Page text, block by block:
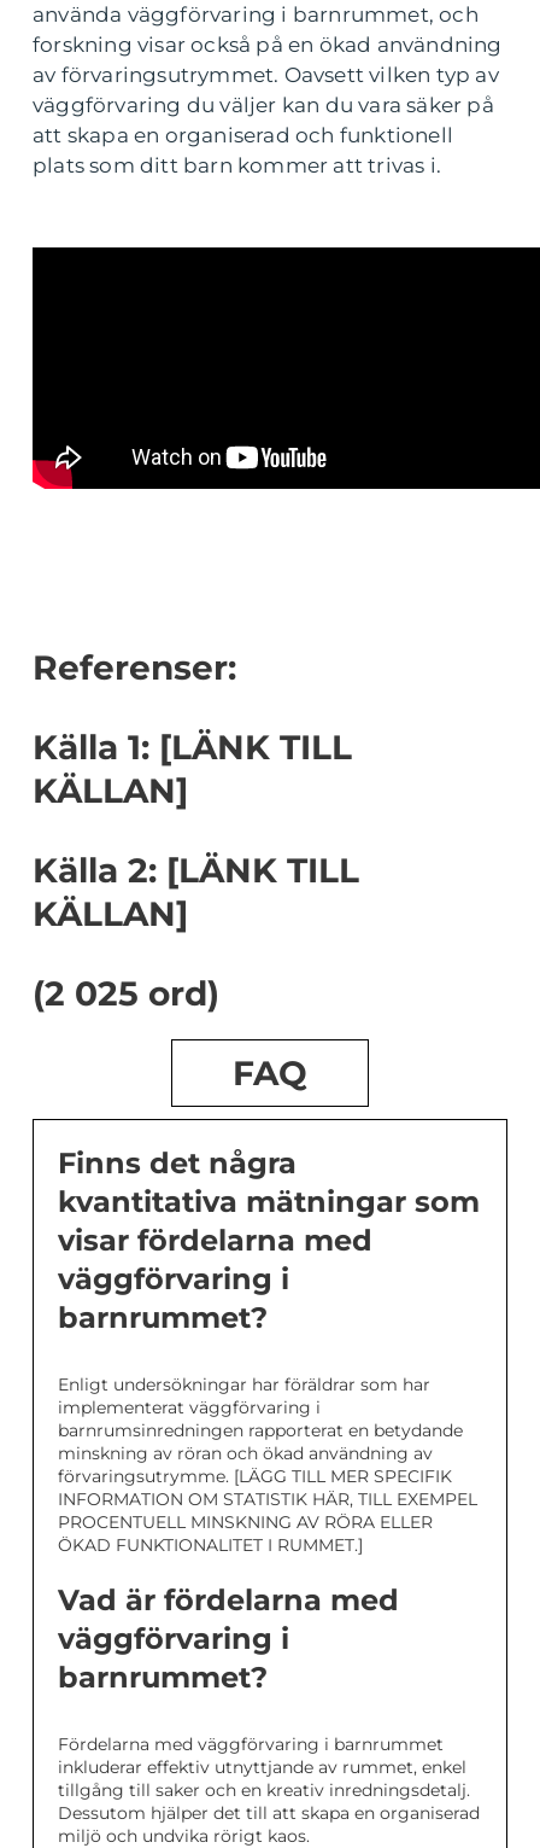
använda väggförvaring i barnrummet, och
forskning visar också på en ökad användning
av förvaringsutrymmet. Oavsett vilken typ av
väggförvaring du väljer kan du vara säker på
att skapa en organiserad och funktionell
plats som ditt barn kommer att trivas i.
Referenser:
Källa 1: [LÄNK TILL
KÄLLAN]
Källa 2: [LÄNK TILL
KÄLLAN]
(2 025 ord)
FAQ
Finns det några
kvantitativa mätningar som
visar fördelarna med
väggförvaring i
barnrummet?
Enligt undersökningar har föräldrar som har
implementerat väggförvaring i
barnrumsinredningen rapporterat en betydande
minskning av röran och ökad användning av
förvaringsutrymme. [LÄGG TILL MER SPECIFIK
INFORMATION OM STATISTIK HÄR, TILL EXEMPEL
PROCENTUELL MINSKNING AV RÖRA ELLER
ÖKAD FUNKTIONALITET I RUMMET.]
Vad är fördelarna med
väggförvaring i
barnrummet?
Fördelarna med väggförvaring i barnrummet
inkluderar effektiv utnyttjande av rummet, enkel
tillgång till saker och en kreativ inredningsdetalj.
Dessutom hjälper det till att skapa en organiserad
miljö och undvika rörigt kaos.